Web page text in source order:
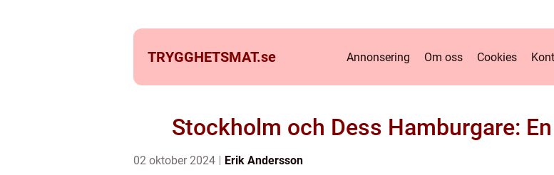
TRYGGHETSMAT.se Annonsering Om oss Cookies
Stockholm och Dess Hamburgare:
02 oktober 2024 Erik Andersson